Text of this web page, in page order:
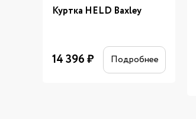
Куртка HELD Baxley
14 396₽ Подробнее